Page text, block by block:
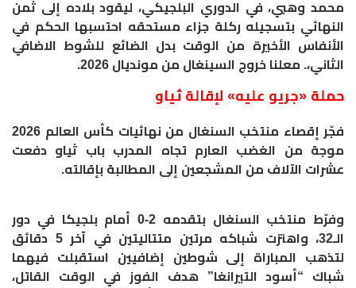
محمد وهبي، في الدوري البلجيكي، ليقود بلاده إلى ثمن
النهائي بتسجيله ركلة جزاء مستحقه احتسبها الحكم في
الأنفاس الأخيرة من الوقت بدل الضائع للشوط الاضافي
الثاني،. معلنا خروج السينغال من مونديال 2026.
حملة «جريو عليه» لإقالة ثياو
‎فجّر إقصاء منتخب السنغال من نهائيات كأس العالم 2026
موجة من الغضب العارم تجاه المدرب باب ثياو دفعت
عشرات الآلاف من المشجعين إلى المطالبة بإقالته.
وفرّط منتخب السنغال بتقدمه 2-0 أمام بلجيكا في دور
الـ32، واهتزت شباكه مرتين متتاليتين في آخر 5 دقائق
لتذهب المباراة إلى شوطين إضافيين استقبلت فيهما
شباك “أسود التيرانغا” هدف الفوز في الوقت القاتل،